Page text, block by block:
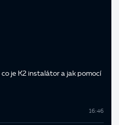
je K2 instalátor a jak pomocí
16:46